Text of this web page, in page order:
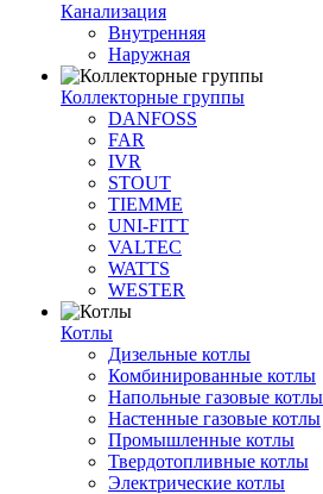
Канализация
Внутренняя
Наружная
Коллекторные группы
DANFOSS
FAR
IVR
STOUT
TIEMME
UNI-FITT
VALTEC
WATTS
WESTER
Котлы
Дизельные котлы
Комбинированные котлы
Напольные газовые котлы
Настенные газовые котлы
Промышленные котлы
Твердотопливные котлы
Электрические котлы